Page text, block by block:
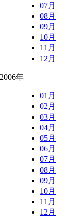
07月
08月
09月
10月
11月
12月
2006年
01月
02月
03月
04月
05月
06月
07月
08月
09月
10月
11月
12月